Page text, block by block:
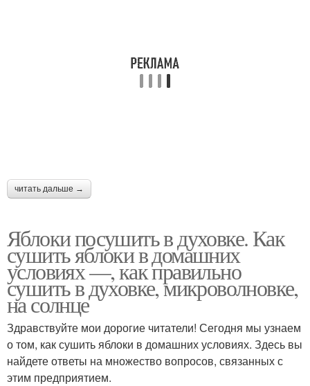
читать дальше →
Яблоки посушить в духовке. Как
сушить яблоки в домашних
условиях —, как правильно
сушить в духовке, микроволновке,
на солнце
Здравствуйте мои дорогие читатели! Сегодня мы узнаем
о том, как сушить яблоки в домашних условиях. Здесь вы
найдете ответы на множество вопросов, связанных с
этим предприятием.